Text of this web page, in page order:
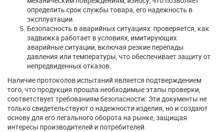
определить срок службы товара, его надежность в
эксплуатации.
Безопасность в аварийных ситуациях: проверяется, как
задвижка работает в условиях, имитирующих
аварийные ситуации, включая резкие перепады
давления или температуры, что обеспечивает защиту от
непредвиденных отказов.
Наличие протоколов испытаний является подтверждением
того, что продукция прошла необходимые этапы проверки,
соответствует требованиям безопасности. Эти документы не
только свидетельствуют о надежности изделия, но и создают
основу для его легального оборота на рынке, защищая
интересы производителей и потребителей.